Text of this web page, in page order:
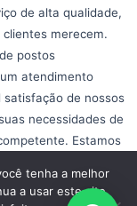
de alta qualidade,
merecem.
postos
atendimento
de nossos
necessidades de
Estamos
eficiência em seu dia
tenha a melhor
a usar este site,